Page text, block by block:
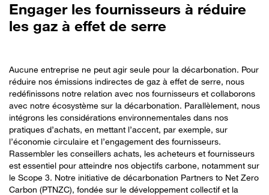
Engager les fournisseurs à réduire
les gaz à effet de serre
Aucune entreprise ne peut agir seule pour la décarbonation. Pour
réduire nos émissions indirectes de gaz à effet de serre, nous
redéfinissons notre relation avec nos fournisseurs et collaborons
avec notre écosystème sur la décarbonation. Parallèlement, nous
intégrons les considérations environnementales dans nos
pratiques d’achats, en mettant l’accent, par exemple, sur
l’économie circulaire et l’engagement des fournisseurs.
Rassembler les conseillers achats, les acheteurs et fournisseurs
est essentiel pour atteindre nos objectifs carbone, notamment sur
le Scope 3. Notre initiative de décarbonation Partners to Net Zero
Carbon (PTNZC), fondée sur le développement collectif et la